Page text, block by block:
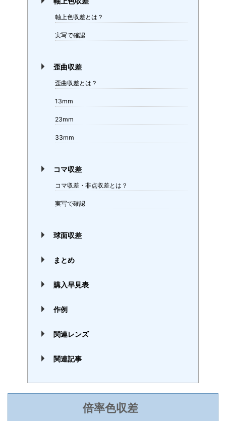
軸上色収差とは？
実写で確認
歪曲収差
歪曲収差とは？
13mm
23mm
33mm
コマ収差
コマ収差・非点収差とは？
実写で確認
球面収差
まとめ
購入早見表
作例
関連レンズ
関連記事
倍率色収差